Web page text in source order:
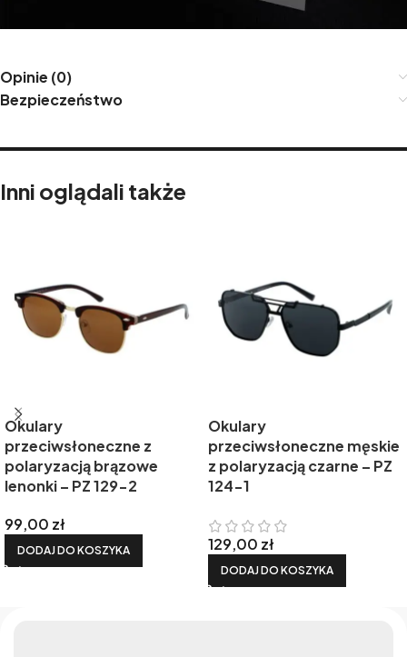
Opinie (0)
Bezpieczeństwo
Inni oglądali także
Okulary
przeciwsłoneczne z
polaryzacją brązowe
lenonki – PZ 129-2
99,00 zł
DODAJ DO KOSZYKA
Okulary
przeciwsłoneczne męskie
z polaryzacją czarne – PZ
124-1
129,00 zł
DODAJ DO KOSZYKA